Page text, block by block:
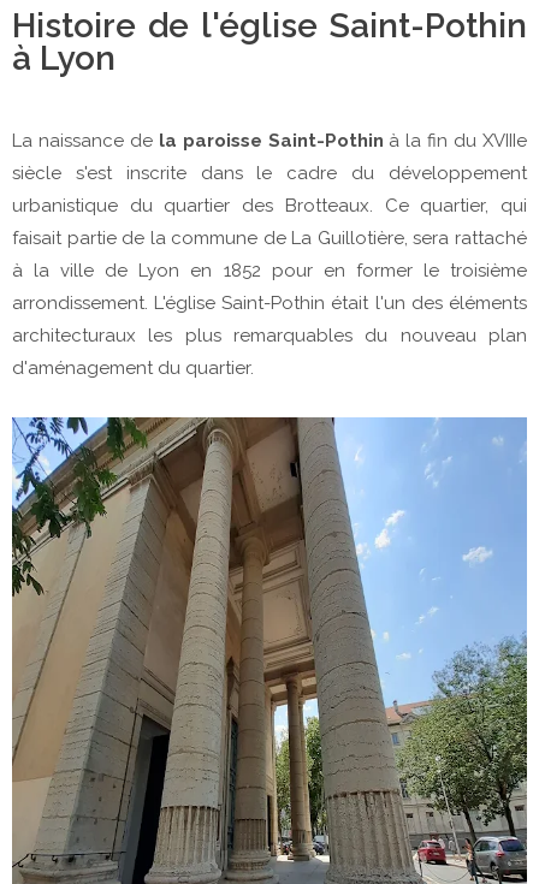
Histoire de l'église Saint-Pothin
à Lyon
La naissance de la paroisse Saint-Pothin à la fin du XVIIIe
siècle s'est inscrite dans le cadre du développement
urbanistique du quartier des Brotteaux. Ce quartier, qui
faisait partie de la commune de La Guillotière, sera rattaché
à la ville de Lyon en 1852 pour en former le troisième
arrondissement. L'église Saint-Pothin était l'un des éléments
architecturaux les plus remarquables du nouveau plan
d'aménagement du quartier.